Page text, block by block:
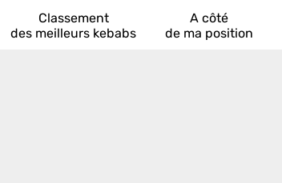
Classement
des meilleurs kebabs
A côté
de ma position